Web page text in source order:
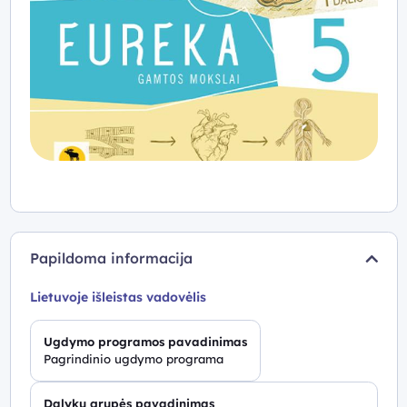
Papildoma informacija
Lietuvoje išleistas vadovėlis
Ugdymo programos pavadinimas
Pagrindinio ugdymo programa
Dalykų grupės pavadinimas